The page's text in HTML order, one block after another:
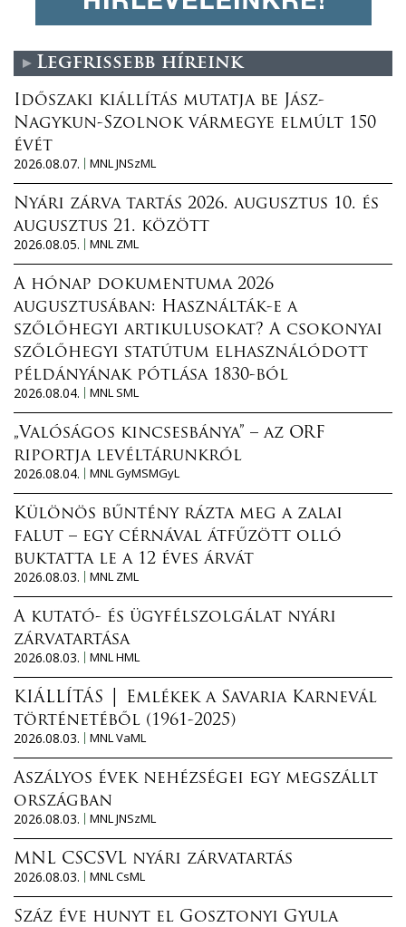
Legfrissebb híreink
Időszaki kiállítás mutatja be Jász-
Nagykun-Szolnok vármegye elmúlt 150
évét
2026.08.07.
MNL JNSzML
Nyári zárva tartás 2026. augusztus 10. és
augusztus 21. között
2026.08.05.
MNL ZML
A hónap dokumentuma 2026
augusztusában: Használták-e a
szőlőhegyi artikulusokat? A csokonyai
szőlőhegyi statútum elhasználódott
példányának pótlása 1830-ból
2026.08.04.
MNL SML
„Valóságos kincsesbánya” – az ORF
riportja levéltárunkról
2026.08.04.
MNL GyMSMGyL
Különös bűntény rázta meg a zalai
falut – egy cérnával átfűzött olló
buktatta le a 12 éves árvát
2026.08.03.
MNL ZML
A kutató- és ügyfélszolgálat nyári
zárvatartása
2026.08.03.
MNL HML
KIÁLLÍTÁS │ Emlékek a Savaria Karnevál
történetéből (1961-2025)
2026.08.03.
MNL VaML
Aszályos évek nehézségei egy megszállt
országban
2026.08.03.
MNL JNSzML
MNL CSCSVL nyári zárvatartás
2026.08.03.
MNL CsML
Száz éve hunyt el Gosztonyi Gyula